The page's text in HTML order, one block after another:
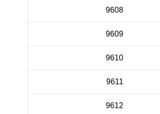
9608
9609
9610
9611
9612